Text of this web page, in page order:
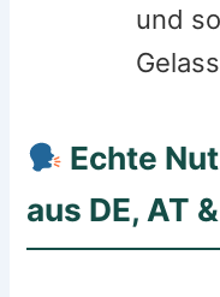
und
Echte
aus DE, AT